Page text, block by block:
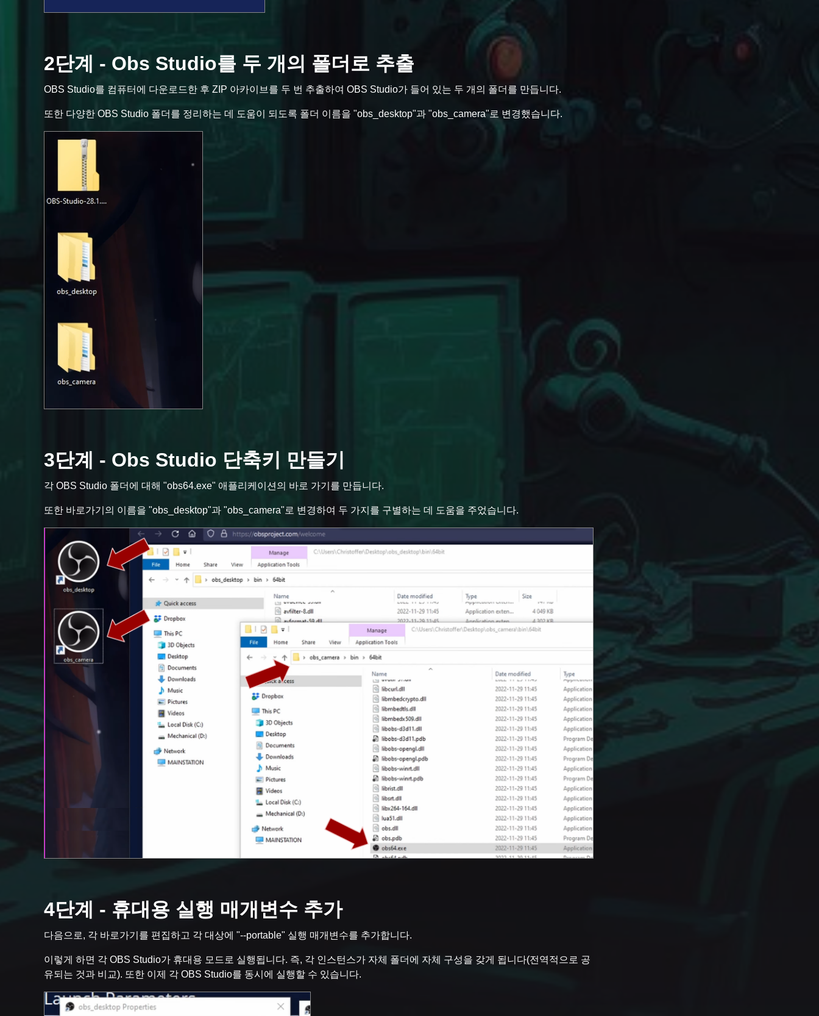
2단계 - Obs Studio를 두 개의 폴더로 추출
OBS Studio를 컴퓨터에 다운로드한 후 ZIP 아카이브를 두 번 추출하여 OBS Studio가 들어 있는 두 개의 폴더를 만듭니다.
또한 다양한 OBS Studio 폴더를 정리하는 데 도움이 되도록 폴더 이름을 "obs_desktop"과 "obs_camera"로 변경했습니다.
3단계 - Obs Studio 단축키 만들기
각 OBS Studio 폴더에 대해 "obs64.exe" 애플리케이션의 바로 가기를 만듭니다.
또한 바로가기의 이름을 "obs_desktop"과 "obs_camera"로 변경하여 두 가지를 구별하는 데 도움을 주었습니다.
4단계 - 휴대용 실행 매개변수 추가
다음으로, 각 바로가기를 편집하고 각 대상에 "--portable" 실행 매개변수를 추가합니다.
이렇게 하면 각 OBS Studio가 휴대용 모드로 실행됩니다. 즉, 각 인스턴스가 자체 폴더에 자체 구성을 갖게 됩니다(전역적으로 공
유되는 것과 비교). 또한 이제 각 OBS Studio를 동시에 실행할 수 있습니다.